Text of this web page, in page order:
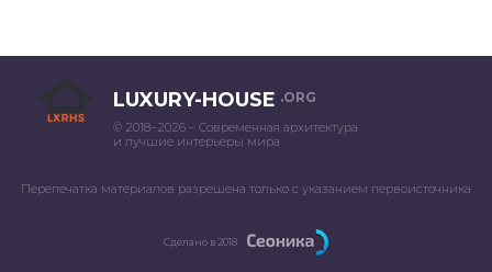
LUXURY-HOUSE .ORG
© 2018–2026 – Современная архитектура
и лучшие интерьеры мира
Перепечатка материалов разрешена только с указанием первоисточника
Сделано в 2018